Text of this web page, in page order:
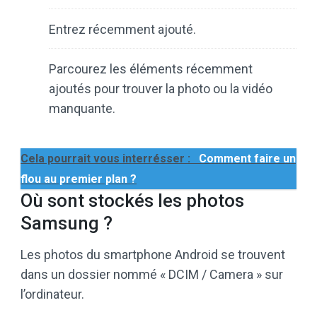
Entrez récemment ajouté.
Parcourez les éléments récemment
ajoutés pour trouver la photo ou la vidéo
manquante.
Cela pourrait vous interrésser :
Comment faire un
flou au premier plan ?
Où sont stockés les photos
Samsung ?
Les photos du smartphone Android se trouvent
dans un dossier nommé « DCIM / Camera » sur
l’ordinateur.